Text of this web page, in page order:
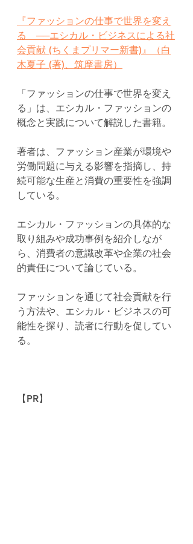
『ファッションの仕事で世界を変え
る　──エシカル・ビジネスによる社
会貢献 (ちくまプリマー新書)』（白
木夏子 (著)、筑摩書房）
「ファッションの仕事で世界を変え
る」は、エシカル・ファッションの
概念と実践について解説した書籍。
著者は、ファッション産業が環境や
労働問題に与える影響を指摘し、持
続可能な生産と消費の重要性を強調
している。
エシカル・ファッションの具体的な
取り組みや成功事例を紹介しなが
ら、消費者の意識改革や企業の社会
的責任について論じている。
ファッションを通じて社会貢献を行
う方法や、エシカル・ビジネスの可
能性を探り、読者に行動を促してい
る。
【PR】